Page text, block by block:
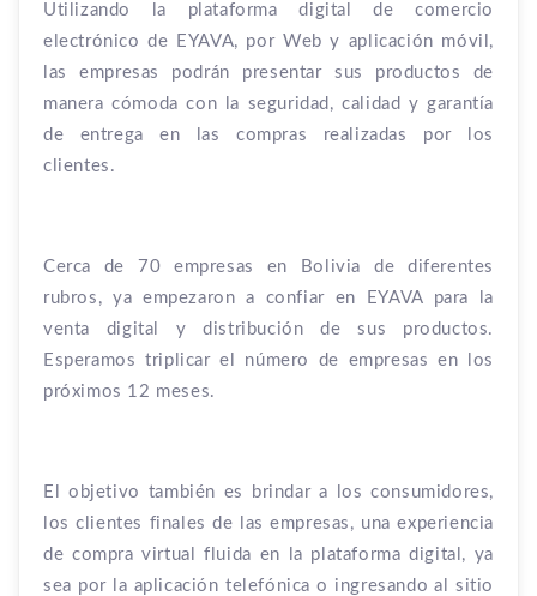
Utilizando la plataforma digital de comercio
electrónico de EYAVA, por Web y aplicación móvil,
las empresas podrán presentar sus productos de
manera cómoda con la seguridad, calidad y garantía
de entrega en las compras realizadas por los
clientes.
Cerca de 70 empresas en Bolivia de diferentes
rubros, ya empezaron a confiar en EYAVA para la
venta digital y distribución de sus productos.
Esperamos triplicar el número de empresas en los
próximos 12 meses.
El objetivo también es brindar a los consumidores,
los clientes finales de las empresas, una experiencia
de compra virtual fluida en la plataforma digital, ya
sea por la aplicación telefónica o ingresando al sitio